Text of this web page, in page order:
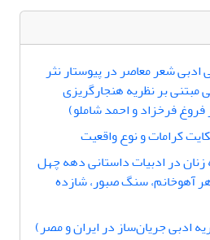
ادبی شعر معاصر در پیوستار نثر
بر نظریه هنجارگریزی
فروغ فرخزاد و احمد شاملو)
کرامات و نوع واقعیت
در ادبیات داستانی دهه چهل
آهوخانم، سنگ صبور، شازده
ادبی جریان‌ساز در ایران و مصر)